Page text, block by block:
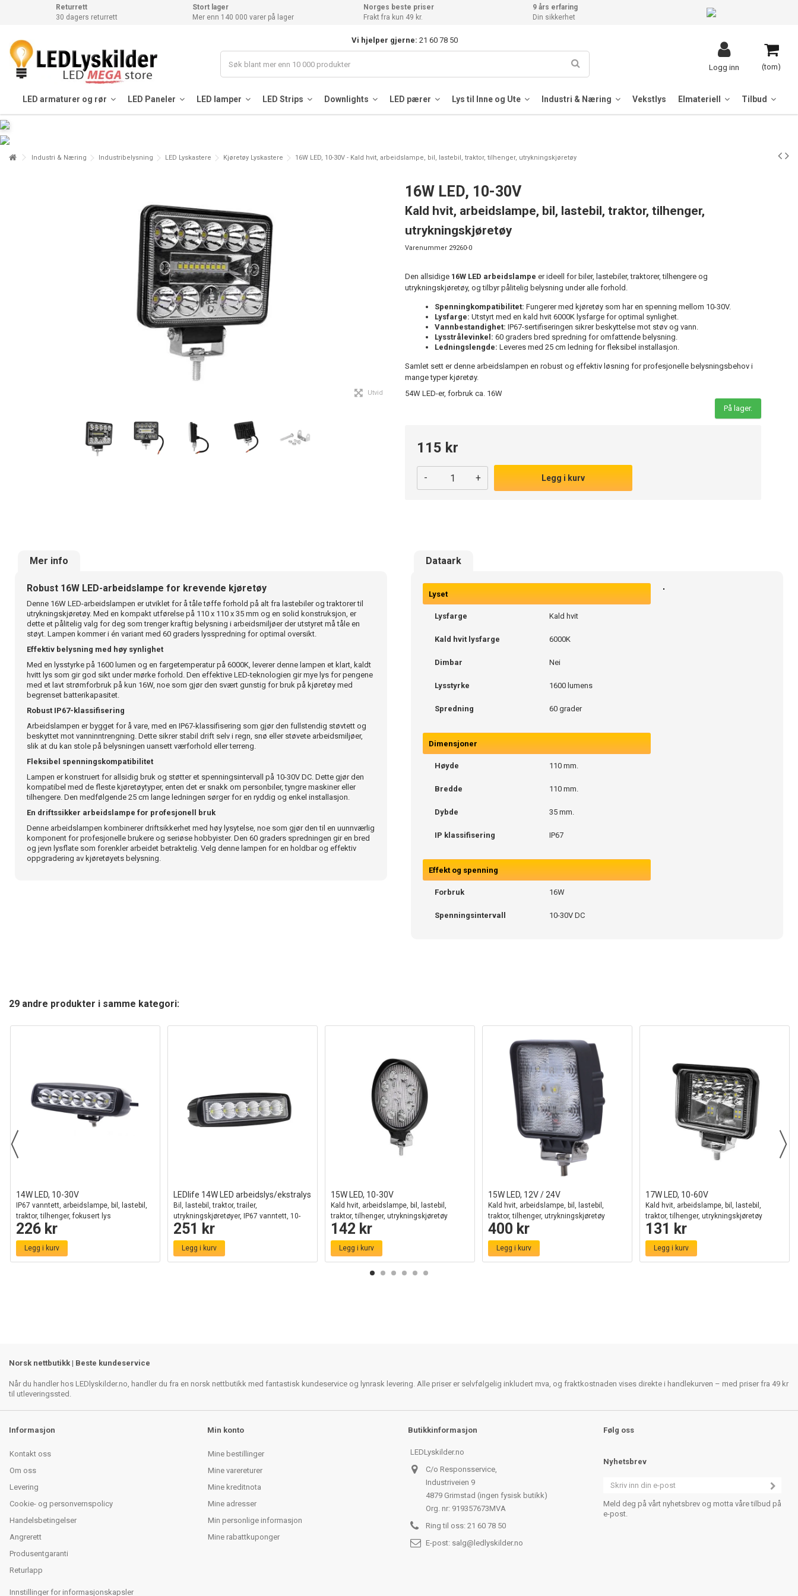
Returrett
30 dagers returrett
Stort lager
Mer enn 140 000 varer på lager
Norges beste priser
Frakt fra kun 49 kr.
9 års erfaring
Din sikkerhet
Vi hjelper gjerne: 21 60 78 50
(tom)
Logg inn
LED armaturer og rør LED Paneler LED lamper LED Strips Downlights LED pærer Lys til Inne og Ute Industri & Næring Vekstlys Elmateriell Tilbud
Industri & Næring Industribelysning LED Lyskastere Kjøretøy Lyskastere 16W LED, 10-30V - Kald hvit, arbeidslampe, bil, lastebil, traktor, tilhenger, utrykningskjøretøy
Utvid
16W LED, 10-30V
Kald hvit, arbeidslampe, bil, lastebil, traktor, tilhenger,
utrykningskjøretøy
Varenummer 29260-0
Den allsidige 16W LED arbeidslampe er ideell for biler, lastebiler, traktorer, tilhengere og
utrykningskjøretøy, og tilbyr pålitelig belysning under alle forhold.
Spenningkompatibilitet: Fungerer med kjøretøy som har en spenning mellom 10-30V.
Lysfarge: Utstyrt med en kald hvit 6000K lysfarge for optimal synlighet.
Vannbestandighet: IP67-sertifiseringen sikrer beskyttelse mot støv og vann.
Lysstrålevinkel: 60 graders bred spredning for omfattende belysning.
Ledningslengde: Leveres med 25 cm ledning for fleksibel installasjon.
Samlet sett er denne arbeidslampen en robust og effektiv løsning for profesjonelle belysningsbehov i
mange typer kjøretøy.
54W LED-er, forbruk ca. 16W
På lager.
115 kr
- + Legg i kurv
Mer info Dataark
Robust 16W LED-arbeidslampe for krevende kjøretøy
Denne 16W LED-arbeidslampen er utviklet for å tåle tøffe forhold på alt fra lastebiler og traktorer til
utrykningskjøretøy. Med en kompakt utførelse på 110 x 110 x 35 mm og en solid konstruksjon, er
dette et pålitelig valg for deg som trenger kraftig belysning i arbeidsmiljøer der utstyret må tåle en
støyt. Lampen kommer i én variant med 60 graders lysspredning for optimal oversikt.
Effektiv belysning med høy synlighet
Med en lysstyrke på 1600 lumen og en fargetemperatur på 6000K, leverer denne lampen et klart, kaldt
hvitt lys som gir god sikt under mørke forhold. Den effektive LED-teknologien gir mye lys for pengene
med et lavt strømforbruk på kun 16W, noe som gjør den svært gunstig for bruk på kjøretøy med
begrenset batterikapasitet.
Robust IP67-klassifisering
Arbeidslampen er bygget for å vare, med en IP67-klassifisering som gjør den fullstendig støvtett og
beskyttet mot vanninntrengning. Dette sikrer stabil drift selv i regn, snø eller støvete arbeidsmiljøer,
slik at du kan stole på belysningen uansett værforhold eller terreng.
Fleksibel spenningskompatibilitet
Lampen er konstruert for allsidig bruk og støtter et spenningsintervall på 10-30V DC. Dette gjør den
kompatibel med de fleste kjøretøytyper, enten det er snakk om personbiler, tyngre maskiner eller
tilhengere. Den medfølgende 25 cm lange ledningen sørger for en ryddig og enkel installasjon.
En driftssikker arbeidslampe for profesjonell bruk
Denne arbeidslampen kombinerer driftsikkerhet med høy lysytelse, noe som gjør den til en uunnværlig
komponent for profesjonelle brukere og seriøse hobbyister. Den 60 graders spredningen gir en bred
og jevn lysflate som forenkler arbeidet betraktelig. Velg denne lampen for en holdbar og effektiv
oppgradering av kjøretøyets belysning.
Lyset
Lysfarge Kald hvit
Kald hvit lysfarge 6000K
Dimbar Nei
Lysstyrke 1600 lumens
Spredning 60 grader
Dimensjoner
Høyde 110 mm.
Bredde 110 mm.
Dybde 35 mm.
IP klassifisering IP67
Effekt og spenning
Forbruk 16W
Spenningsintervall 10-30V DC
29 andre produkter i samme kategori:
14W LED, 10-30V
IP67 vanntett, arbeidslampe, bil, lastebil,
traktor, tilhenger, fokusert lys
226 kr
Legg i kurv
LEDlife 14W LED arbeidslys/ekstralys
Bil, lastebil, traktor, trailer,
utrykningskjøretøyer, IP67 vanntett, 10-
30V
251 kr
Legg i kurv
15W LED, 10-30V
Kald hvit, arbeidslampe, bil, lastebil,
traktor, tilhenger, utrykningskjøretøy
142 kr
Legg i kurv
15W LED, 12V / 24V
Kald hvit, arbeidslampe, bil, lastebil,
traktor, tilhenger, utrykningskjøretøy
400 kr
Legg i kurv
17W LED, 10-60V
Kald hvit, arbeidslampe, bil, lastebil,
traktor, tilhenger, utrykningskjøretøy
131 kr
Legg i kurv
Norsk nettbutikk | Beste kundeservice
Når du handler hos LEDlyskilder.no, handler du fra en norsk nettbutikk med fantastisk kundeservice og lynrask levering. Alle priser er selvfølgelig inkludert mva, og fraktkostnaden vises direkte i handlekurven – med priser fra 49 kr
til utleveringssted.
Informasjon
Kontakt oss
Om oss
Levering
Cookie- og personvernspolicy
Handelsbetingelser
Angrerett
Produsentgaranti
Returlapp
Innstillinger for informasjonskapsler
Min konto
Mine bestillinger
Mine varereturer
Mine kreditnota
Mine adresser
Min personlige informasjon
Mine rabattkuponger
Butikkinformasjon
LEDLyskilder.no
C/o Responsservice,
Industriveien 9
4879 Grimstad (ingen fysisk butikk)
Org. nr: 919357673MVA
Ring til oss: 21 60 78 50
E-post: salg@ledlyskilder.no
Følg oss
Nyhetsbrev
Meld deg på vårt nyhetsbrev og motta våre tilbud på
e-post.